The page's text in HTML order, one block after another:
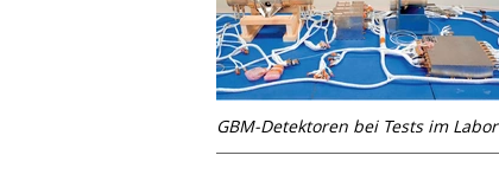
GBM-Detektoren bei Tests im Labor